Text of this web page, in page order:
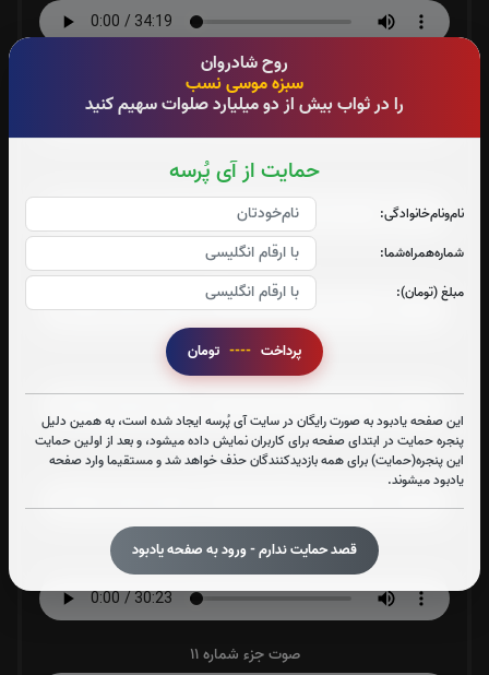
روح شادروان
سبزه موسی نسب
را در ثواب بیش از دو میلیارد صلوات سهیم کنید
حمایت از آی پُرسه
نام‌و‌نام‌خانوادگی:
شماره‌همراه‌شما:
مبلغ (تومان):
پرداخت ----
این صفحه یادبود به صورت رایگان در سایت آی پُرسه ایجاد شده است، به همین دلیل
پنجره حمایت در ابتدای صفحه برای کاربران نمایش داده میشود، و بعد از اولین حمایت
این پنجره(حمایت) برای همه بازدیدکنندگان حذف خواهد شد و مستقیما وارد صفحه
یادبود میشوند.
قصد حمایت ندارم - ورود به صفحه یادبود
صوت جزء شماره 5
صوت جزء شماره 6
صوت جزء شماره 7
صوت جزء شماره 8
صوت جزء شماره 9
صوت جزء شماره 10
صوت جزء شماره 11